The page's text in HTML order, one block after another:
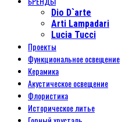
Dio D`arte
Arti Lampadari
Lucia Tucci
Проекты
Функциональное освещение
Керамика
Акустическое освещение
Флористика
Историческое литье